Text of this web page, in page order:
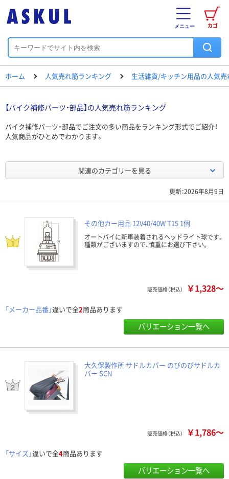
カゴ
メニュー
ホーム 人気売れ筋ランキング 生活雑貨/キッチン用品の人気
【バイク補修パーツ・部品】の人気売れ筋ランキング
バイク補修パーツ・部品でご注文の多い商品をランキング形式でご紹介！
人気商品がひとめでわかります。
関連のカテゴリーを見る
更新：2026年8月9日
その他カー用品 12V40/40W T15 1個
オートバイに新車装着されるヘッドライト球です。
種類がございますので、慎重にお選び下さい。
販売価格（税込） ￥1,328～
「メーカー品番」違いで全2商品あります
バリエーション一覧へ
大久保製作所 サドルカバー のびのびサドルカ
バー SCN
販売価格（税込） ￥1,786～
「サイズ」違いで全4商品あります
バリエーション一覧へ